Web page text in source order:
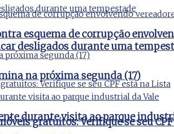
desligados durante uma
gratuitos: Verifique se seu
esquema de corrupção
na próxima segunda (17)
durante visita ao parque